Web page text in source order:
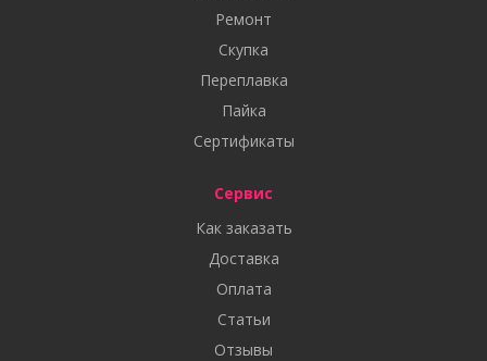
Ремонт
Скупка
Переплавка
Пайка
Сертификаты
Сервис
Как заказать
Доставка
Оплата
Статьи
Отзывы